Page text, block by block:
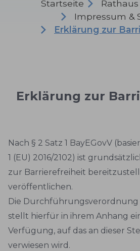
Startseite
Rathaus
Impressum &
Erklärung zur
Erklärung zur
Nach § 2 Satz 1 BayEGovV
1 (EU) 2016/2102) ist
zur Barrierefreiheit
veröffentlichen.
Die Durchführungsverordnung
stellt hierfür in ihrem Anhang
Verfügung, auf das an dieser
verwiesen wird.